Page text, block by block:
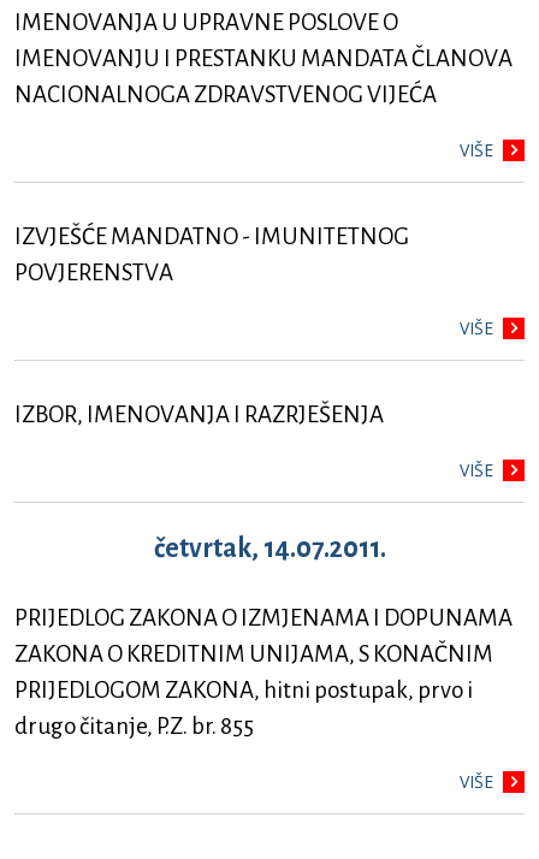
IMENOVANJA U UPRAVNE POSLOVE O
IMENOVANJU I PRESTANKU MANDATA ČLANOVA
NACIONALNOGA ZDRAVSTVENOG VIJEĆA
VIŠE
IZVJEŠĆE MANDATNO - IMUNITETNOG
POVJERENSTVA
VIŠE
IZBOR, IMENOVANJA I RAZRJEŠENJA
VIŠE
četvrtak, 14.07.2011.
PRIJEDLOG ZAKONA O IZMJENAMA I DOPUNAMA
ZAKONA O KREDITNIM UNIJAMA, S KONAČNIM
PRIJEDLOGOM ZAKONA, hitni postupak, prvo i
drugo čitanje, P.Z. br. 855
VIŠE